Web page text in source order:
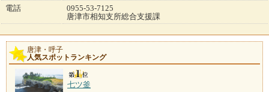
電話
0955-53-7125
唐津市相知支所総合支援課
唐津・呼子
人気スポットランキング
七ツ釜